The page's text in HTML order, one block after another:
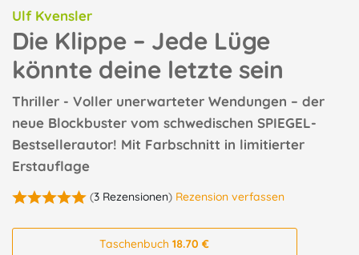
Ulf Kvensler
Die Klippe – Jede Lüge
könnte deine letzte sein
Thriller - Voller unerwarteter Wendungen – der
neue Blockbuster vom schwedischen SPIEGEL-
Bestsellerautor! Mit Farbschnitt in limitierter
Erstauflage
(3 Rezensionen) Rezension verfassen
Taschenbuch18.70 €